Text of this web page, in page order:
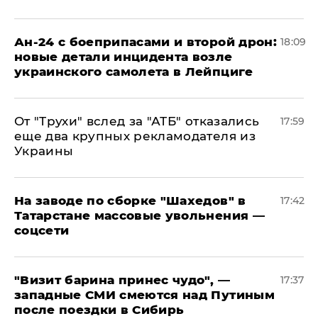
Ан-24 с боеприпасами и второй дрон:
новые детали инцидента возле
украинского самолета в Лейпциге
18:09
От "Трухи" вслед за "АТБ" отказались
еще два крупных рекламодателя из
Украины
17:59
На заводе по сборке "Шахедов" в
Татарстане массовые увольнения —
соцсети
17:42
"Визит барина принес чудо", —
западные СМИ смеются над Путиным
после поездки в Сибирь
17:37